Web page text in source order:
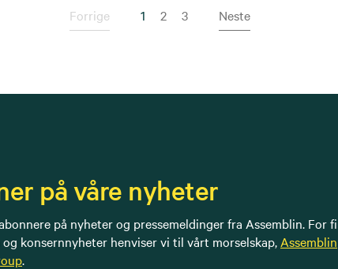
Forrige 1 (Nåværende side)
2 3 Neste
på våre nyheter
på nyheter og pressemeldinger fra Assemblin. For
konsernnyheter henviser vi til vårt morselskap, Assemblin
.